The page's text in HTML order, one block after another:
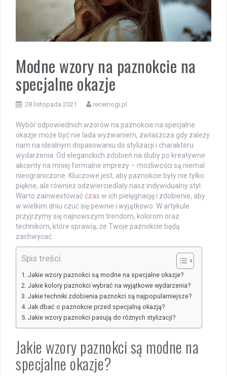
Modne wzory na paznokcie na
specjalne okazje
28 listopada 2021 receinogi.pl
Wybór odpowiednich wzorów na paznokcie na specjalne
okazje może być nie lada wyzwaniem, zwłaszcza gdy zależy
nam na idealnym dopasowaniu do stylizacji i charakteru
wydarzenia. Od eleganckich zdobień na śluby po kreatywne
akcenty na mniej formalne imprezy – możliwości są niemal
nieograniczone. Kluczowe jest, aby paznokcie były nie tylko
piękne, ale również odzwierciedlały nasz indywidualny styl.
Warto zainwestować czas w ich pielęgnację i zdobienie, aby
w wielkim dniu czuć się pewnie i wyjątkowo. W artykule
przyjrzymy się najnowszym trendom, kolorom oraz
technikom, które sprawią, że Twoje paznokcie będą
zachwycać.
Spis treści
Jakie wzory paznokci są modne na specjalne okazje?
Jakie kolory paznokci wybrać na wyjątkowe wydarzenia?
Jakie techniki zdobienia paznokci są najpopularniejsze?
Jak dbać o paznokcie przed specjalną okazją?
Jakie wzory paznokci pasują do różnych stylizacji?
Jakie wzory paznokci są modne na
specjalne okazje?